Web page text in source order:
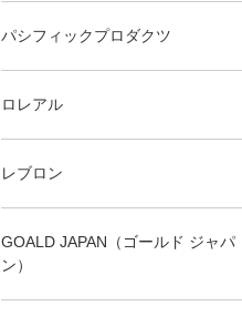
パシフィックプロダクツ
ロレアル
レブロン
GOALD JAPAN（ゴールド ジャパ
ン）